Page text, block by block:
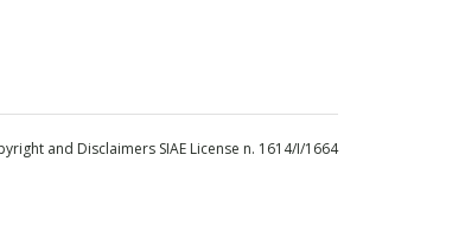
and Disclaimers SIAE License n. 1614/I/1664